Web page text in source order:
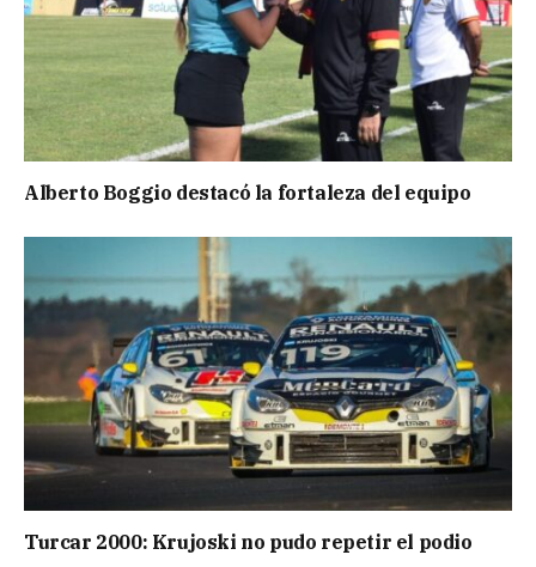
Alberto Boggio destacó la fortaleza del equipo
Turcar 2000: Krujoski no pudo repetir el podio